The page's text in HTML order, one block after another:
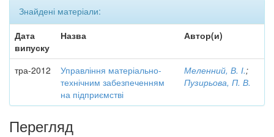
Знайдені матеріали:
Дата
випуску
Назва Автор(и)
тра-2012
Управління матеріально-
технічним забезпеченням
на підприємстві
Меленний, В. І.;
Пузирьова, П. В.
Перегляд